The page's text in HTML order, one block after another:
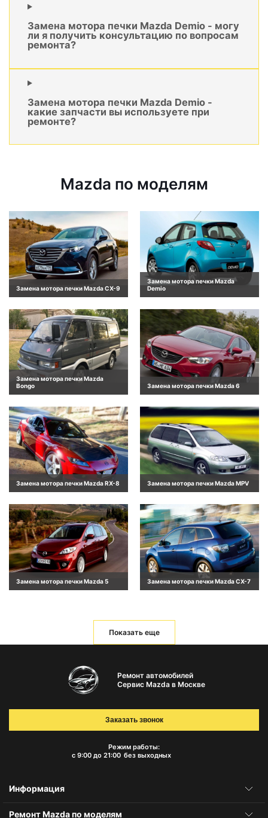
Замена мотора печки Mazda Demio - могу
ли я получить консультацию по вопросам
ремонта?
Замена мотора печки Mazda Demio -
какие запчасти вы используете при
ремонте?
Mazda по моделям
Замена мотора печки Mazda CX-9
Замена мотора печки Mazda
Demio
Замена мотора печки Mazda
Bongo
Замена мотора печки Mazda 6
Замена мотора печки Mazda RX-8 Замена мотора печки Mazda MPV
Замена мотора печки Mazda 5 Замена мотора печки Mazda CX-7
Показать еще
Ремонт автомобилей
Сервис Mazda в Москве
Режим работы:
с 9:00 до 21:00 без выходных
Заказать звонок
Информация
Ремонт Mazda по моделям